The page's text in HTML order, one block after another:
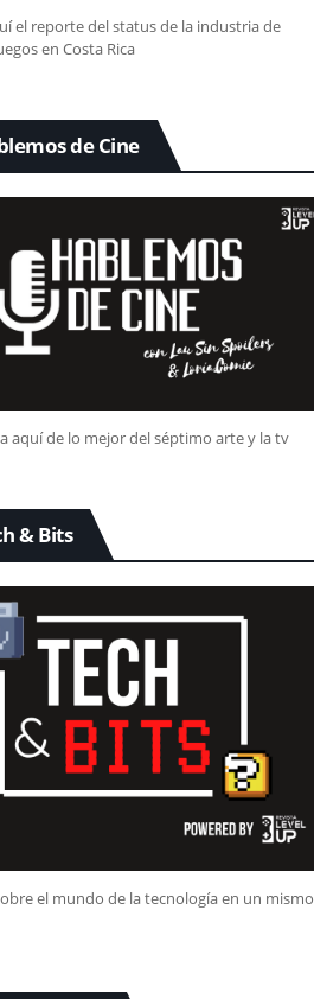
el reporte del status de la industria de
en Costa Rica
de Cine
aquí de lo mejor del séptimo arte y la tv
& Bits
el mundo de la tecnología en un mismo